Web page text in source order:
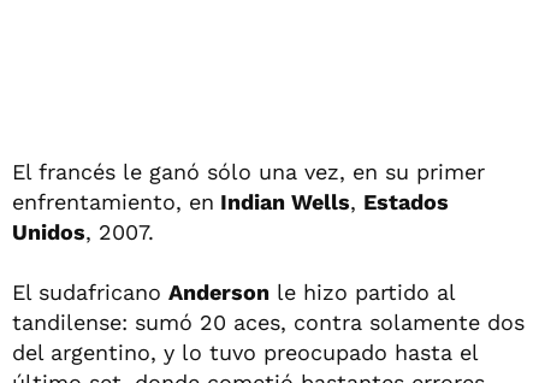
El francés le ganó sólo una vez, en su primer
enfrentamiento, en Indian Wells, Estados
Unidos, 2007.
El sudafricano Anderson le hizo partido al
tandilense: sumó 20 aces, contra solamente dos
del argentino, y lo tuvo preocupado hasta el